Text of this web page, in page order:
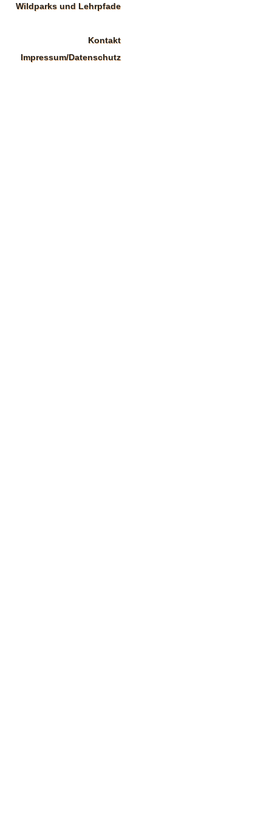
Wildparks und Lehrpfade
Kontakt
Impressum/Datenschutz